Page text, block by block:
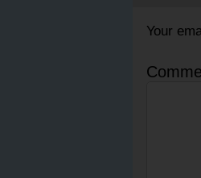
Your